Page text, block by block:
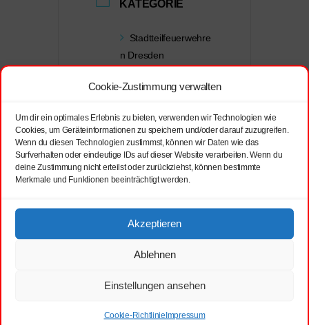
Cookie-Zustimmung verwalten
Um dir ein optimales Erlebnis zu bieten, verwenden wir Technologien wie
Cookies, um Geräteinformationen zu speichern und/oder darauf zuzugreifen.
Wenn du diesen Technologien zustimmst, können wir Daten wie das
Surfverhalten oder eindeutige IDs auf dieser Website verarbeiten. Wenn du
deine Zustimmung nicht erteilst oder zurückziehst, können bestimmte
Merkmale und Funktionen beeinträchtigt werden.
Akzeptieren
Ablehnen
Einstellungen ansehen
Cookie-RichtlinieImpressum
KATEGORIE
Stadtteilfeuerwehre
n Dresden
StF Pillnitz
E-Mail
WL-
http://www.feuerwehr-
pillnitz.de/